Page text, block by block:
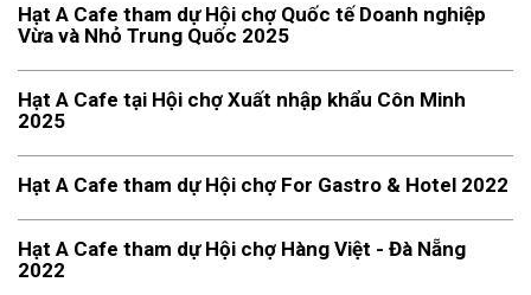
Hạt A Cafe tham dự Hội chợ Quốc tế Doanh nghiệp
Vừa và Nhỏ Trung Quốc 2025
Hạt A Cafe tại Hội chợ Xuất nhập khẩu Côn Minh
2025
Hạt A Cafe tham dự Hội chợ For Gastro & Hotel 2022
Hạt A Cafe tham dự Hội chợ Hàng Việt - Đà Nẵng
2022